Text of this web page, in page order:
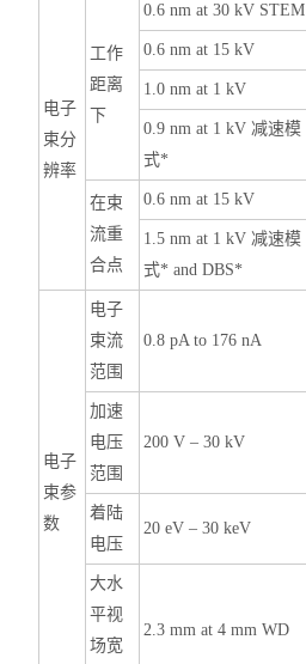
电子
束分
辨率
工作
距离
下
0.6 nm at 30 kV STEM
0.6 nm at 15 kV
1.0 nm at 1 kV
0.9 nm at 1 kV 减速模
式*
在束
流重
合点
0.6 nm at 15 kV
1.5 nm at 1 kV 减速模
式* and DBS*
电子
束参
数
电子
束流
范围
0.8 pA to 176 nA
加速
电压
范围
200 V – 30 kV
着陆
电压
20 eV – 30 keV
大水
平视
场宽
2.3 mm at 4 mm WD